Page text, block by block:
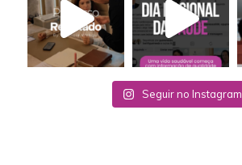
Seguir no Instagram